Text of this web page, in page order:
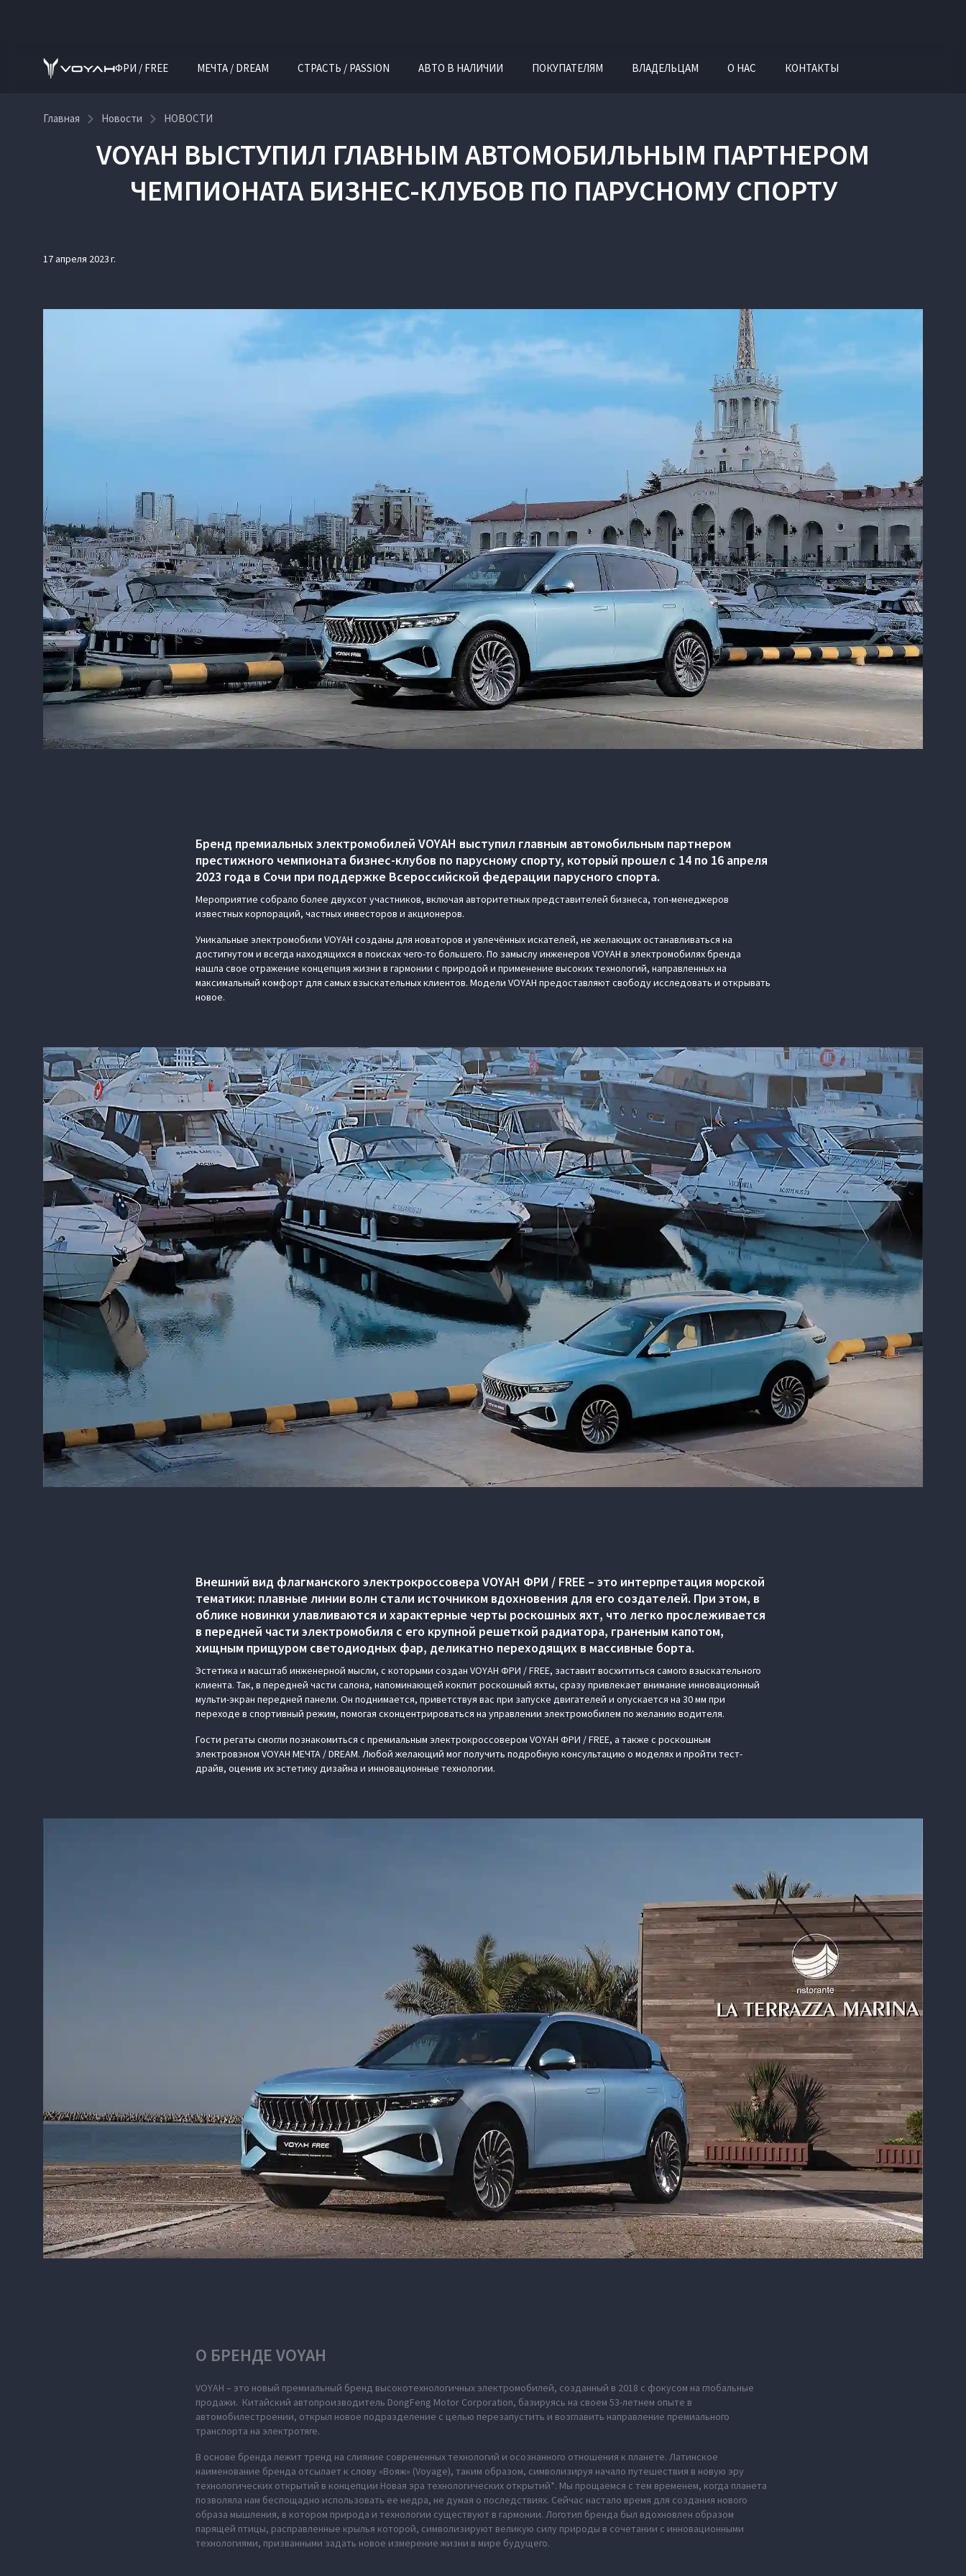
ФРИ / FREE МЕЧТА / DREAM СТРАСТЬ / PASSION АВТО В НАЛИЧИИ ПОКУПАТЕЛЯМ ВЛАДЕЛЬЦАМ О НАС КОНТАКТЫ
Главная Новости НОВОСТИ
VOYAH ВЫСТУПИЛ ГЛАВНЫМ АВТОМОБИЛЬНЫМ ПАРТНЕРОМ
ЧЕМПИОНАТА БИЗНЕС-КЛУБОВ ПО ПАРУСНОМУ СПОРТУ
17 апреля 2023 г.
Бренд премиальных электромобилей VOYAH выступил главным автомобильным партнером
престижного чемпионата бизнес-клубов по парусному спорту, который прошел с 14 по 16 апреля
2023 года в Сочи при поддержке Всероссийской федерации парусного спорта.
Мероприятие собрало более двухсот участников, включая авторитетных представителей бизнеса, топ-менеджеров
известных корпораций, частных инвесторов и акционеров.
Уникальные электромобили VOYAH созданы для новаторов и увлечённых искателей, не желающих останавливаться на
достигнутом и всегда находящихся в поисках чего-то большего. По замыслу инженеров VOYAH в электромобилях бренда
нашла свое отражение концепция жизни в гармонии с природой и применение высоких технологий, направленных на
максимальный комфорт для самых взыскательных клиентов. Модели VOYAH предоставляют свободу исследовать и открывать
новое.
Внешний вид флагманского электрокроссовера VOYAH ФРИ / FREE – это интерпретация морской
тематики: плавные линии волн стали источником вдохновения для его создателей. При этом, в
облике новинки улавливаются и характерные черты роскошных яхт, что легко прослеживается
в передней части электромобиля с его крупной решеткой радиатора, граненым капотом,
хищным прищуром светодиодных фар, деликатно переходящих в массивные борта.
Эстетика и масштаб инженерной мысли, с которыми создан VOYAH ФРИ / FREE, заставит восхититься самого взыскательного
клиента. Так, в передней части салона, напоминающей кокпит роскошный яхты, сразу привлекает внимание инновационный
мульти-экран передней панели. Он поднимается, приветствуя вас при запуске двигателей и опускается на 30 мм при
переходе в спортивный режим, помогая сконцентрироваться на управлении электромобилем по желанию водителя.
Гости регаты смогли познакомиться с премиальным электрокроссовером VOYAH ФРИ / FREE, а также с роскошным
электровэном VOYAH МЕЧТА / DREAM. Любой желающий мог получить подробную консультацию о моделях и пройти тест-
драйв, оценив их эстетику дизайна и инновационные технологии.
О БРЕНДЕ VOYAH
VOYAH – это новый премиальный бренд высокотехнологичных электромобилей, созданный в 2018 с фокусом на глобальные
продажи. Китайский автопроизводитель DongFeng Motor Corporation, базируясь на своем 53-летнем опыте в
автомобилестроении, открыл новое подразделение с целью перезапустить и возглавить направление премиального
транспорта на электротяге.
В основе бренда лежит тренд на слияние современных технологий и осознанного отношения к планете. Латинское
наименование бренда отсылает к слову «Вояж» (Voyage), таким образом, символизируя начало путешествия в новую эру
технологических открытий в концепции Новая эра технологических открытий*. Мы прощаемся с тем временем, когда планета
позволяла нам беспощадно использовать ее недра, не думая о последствиях. Сейчас настало время для создания нового
образа мышления, в котором природа и технологии существуют в гармонии. Логотип бренда был вдохновлен образом
парящей птицы, расправленные крылья которой, символизируют великую силу природы в сочетании с инновационными
технологиями, призванными задать новое измерение жизни в мире будущего.